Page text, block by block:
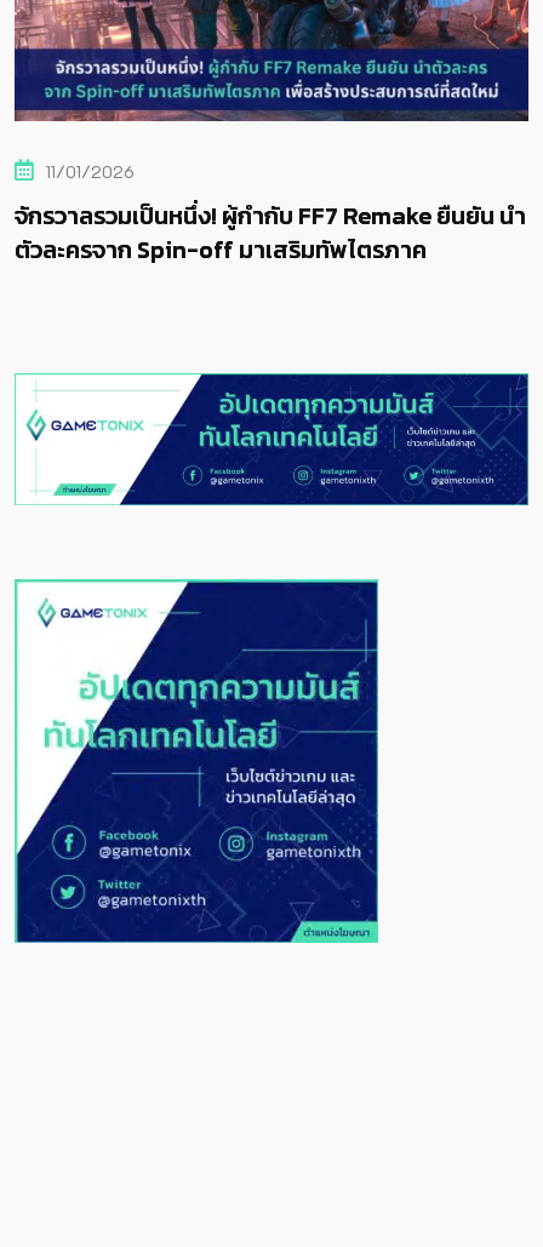
11/01/2026
กรวาลรวมเป็นหนึ่ง! ผู้กำกับ FF7 Remake ยืนยัน นำ
วละครจาก Spin-off มาเสริมทัพไตรภาค